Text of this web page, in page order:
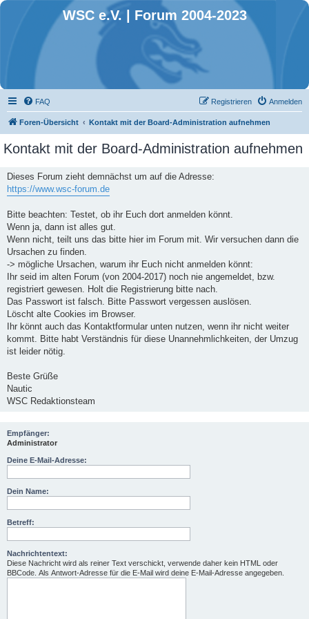
WSC e.V. | Forum 2004-2023
FAQ Anmelden
Registrieren
Foren-Übersicht Kontakt mit der Board-Administration aufnehmen
Kontakt mit der Board-Administration aufnehmen
Dieses Forum zieht demnächst um auf die Adresse:
https://www.wsc-forum.de
Bitte beachten: Testet, ob ihr Euch dort anmelden könnt.
Wenn ja, dann ist alles gut.
Wenn nicht, teilt uns das bitte hier im Forum mit. Wir versuchen dann die
Ursachen zu finden.
-> mögliche Ursachen, warum ihr Euch nicht anmelden könnt:
Ihr seid im alten Forum (von 2004-2017) noch nie angemeldet, bzw.
registriert gewesen. Holt die Registrierung bitte nach.
Das Passwort ist falsch. Bitte Passwort vergessen auslösen.
Löscht alte Cookies im Browser.
Ihr könnt auch das Kontaktformular unten nutzen, wenn ihr nicht weiter
kommt. Bitte habt Verständnis für diese Unannehmlichkeiten, der Umzug
ist leider nötig.
Beste Grüße
Nautic
WSC Redaktionsteam
Empfänger:
Administrator
Deine E-Mail-Adresse:
Dein Name:
Betreff:
Nachrichtentext:
Diese Nachricht wird als reiner Text verschickt, verwende daher kein HTML oder
BBCode. Als Antwort-Adresse für die E-Mail wird deine E-Mail-Adresse angegeben.